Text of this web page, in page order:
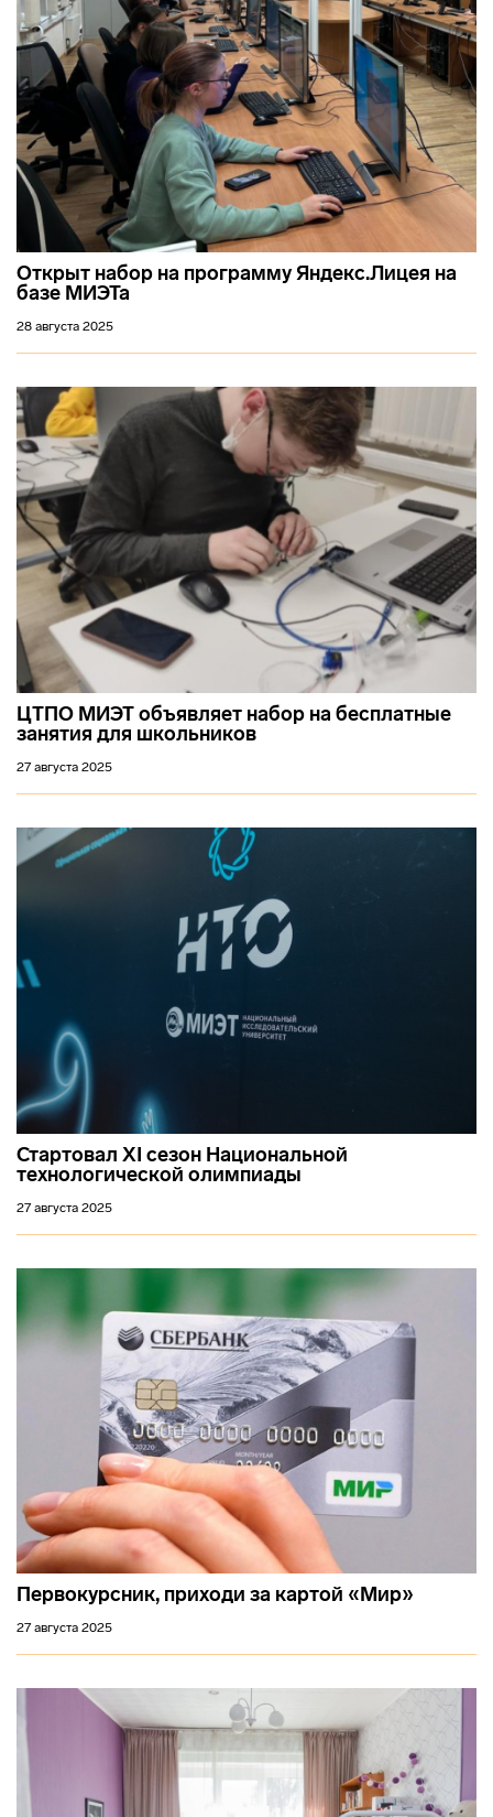
Открыт набор на программу Яндекс.Лицея на
базе МИЭТа
28 августа 2025
ЦТПО МИЭТ объявляет набор на бесплатные
занятия для школьников
27 августа 2025
Стартовал XI сезон Национальной
технологической олимпиады
27 августа 2025
Первокурсник, приходи за картой «Мир»
27 августа 2025